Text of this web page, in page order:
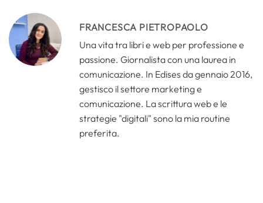
FRANCESCA PIETROPAOLO
Una vita tra libri e web per professione e
passione. Giornalista con una laurea in
comunicazione. In Edises da gennaio 2016,
gestisco il settore marketing e
comunicazione. La scrittura web e le
strategie "digitali" sono la mia routine
preferita.